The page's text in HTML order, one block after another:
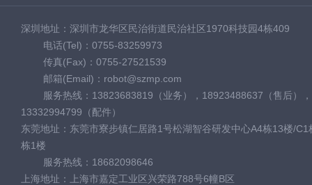
深圳地址：深圳市龙华区民治街道民治社区1970科技园4栋409
电话(Tel)：0755-83259973
传真(Fax)：0755-27521539
邮箱(Email)：robot@szmp.com
服务热线：13823683819（业务），18923488637（售后），
13332994799（配件）
东莞地址：东莞市寮步镇仁居路1号松湖智谷研发中心A4栋13楼/C1
栋1楼
服务热线：18682098646
上海地址：上海市嘉定工业区兴荣路788号6幢B区